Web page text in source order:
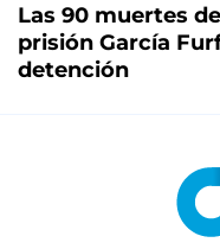
Las 90 muertes
prisión García
detención